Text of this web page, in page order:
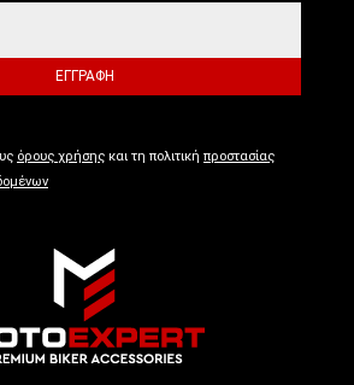
ΕΓΓΡΑΦΉ
όρους χρήσης και τη πολιτική προστασίας